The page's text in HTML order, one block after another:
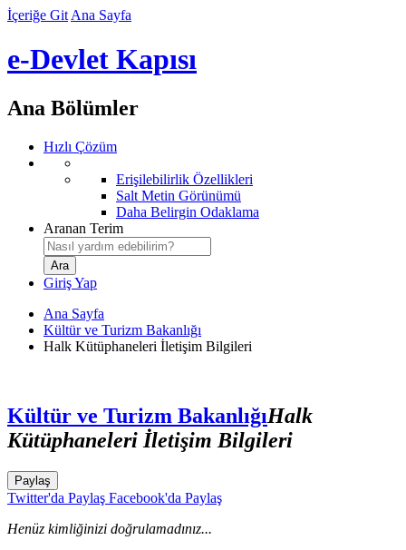
İçeriğe Git Ana Sayfa
e-Devlet Kapısı
Ana Bölümler
Hızlı Çözüm
Erişilebilirlik Özellikleri
Salt Metin Görünümü
Daha Belirgin Odaklama
Aranan Terim
Giriş Yap
Ana Sayfa
Kültür ve Turizm Bakanlığı
Halk Kütüphaneleri İletişim Bilgileri
Kültür ve Turizm BakanlığıHalk
Kütüphaneleri İletişim Bilgileri
Paylaş
Twitter'da Paylaş Facebook'da Paylaş
Henüz kimliğinizi doğrulamadınız...